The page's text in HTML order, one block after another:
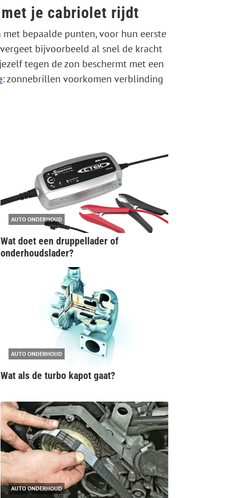
je cabriolet rijdt
bepaalde punten, voor hun eerste
bijvoorbeeld al snel de kracht
tegen de zon beschermt met een
: zonnebrillen voorkomen verblinding
AUTO ONDERHOUD
Wat doet een druppellader of
onderhoudslader?
AUTO ONDERHOUD
Wat als de turbo kapot gaat?
AUTO ONDERHOUD